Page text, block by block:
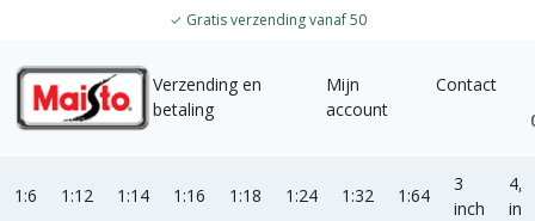
✓ Gratis verzending vanaf 50
Verzending en
betaling
Mijn
account
Contact
1:6 1:12 1:14 1:16 1:18 1:24 1:32 1:64
3
inch
4,5